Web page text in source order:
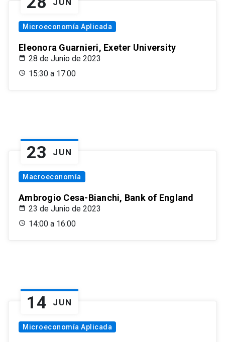
JUN
Microeconomía Aplicada
Eleonora Guarnieri, Exeter University
28 de Junio de 2023
15:30 a 17:00
23 JUN
Macroeconomía
Ambrogio Cesa-Bianchi, Bank of England
23 de Junio de 2023
14:00 a 16:00
14 JUN
Microeconomía Aplicada